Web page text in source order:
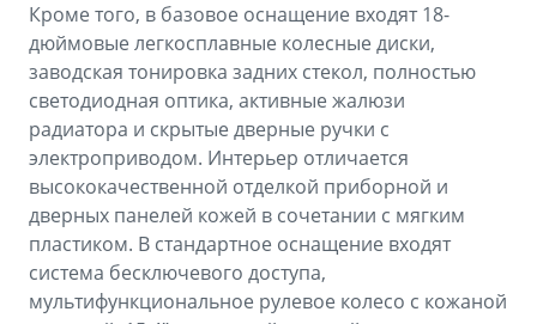
Кроме того, в базовое оснащение входят 18-
дюймовые легкосплавные колесные диски,
заводская тонировка задних стекол, полностью
светодиодная оптика, активные жалюзи
радиатора и скрытые дверные ручки с
электроприводом. Интерьер отличается
высококачественной отделкой приборной и
дверных панелей кожей в сочетании с мягким
пластиком. В стандартное оснащение входят
система бесключевого доступа,
мультифункциональное рулевое колесо с кожаной